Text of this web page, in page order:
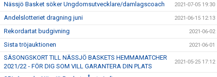
Nässjö Basket söker Ungdomsutvecklare/damlagscoach 2021-07-05 19:30
Andelslotteriet dragning juni 2021-06-15 12:13
Rekordartat budgivning 2021-06-02
Sista tröjauktionen 2021-06-01
SÄSONGSKORT TILL NÄSSJÖ BASKETS HEMMAMATCHER
2021/22 - FÖR DIG SOM VILL GARANTERA DIN PLATS
2021-05-25 17:12